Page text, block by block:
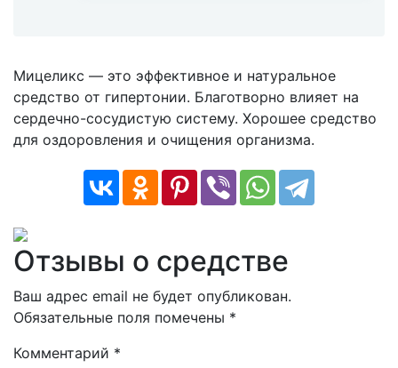
Мицеликс — это эффективное и натуральное
средство от гипертонии. Благотворно влияет на
сердечно-сосудистую систему. Хорошее средство
для оздоровления и очищения организма.
Отзывы о средстве
Ваш адрес email не будет опубликован.
Обязательные поля помечены *
Комментарий *